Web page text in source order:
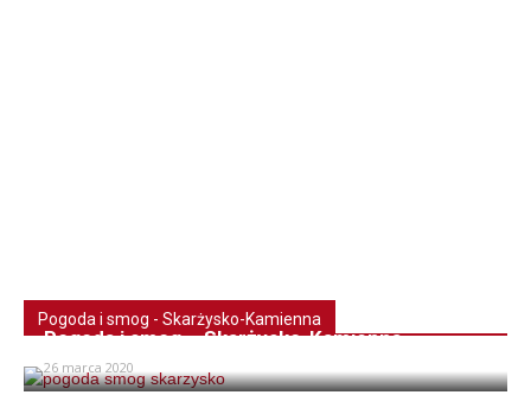
Pogoda i smog - Skarżysko-Kamienna
Pogoda i smog – Skarżysko-Kamienna
26 marca 2020